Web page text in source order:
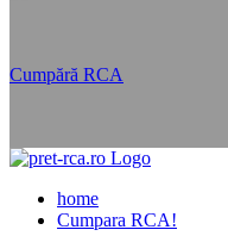
Cumpără RCA
home
Cumpara RCA!